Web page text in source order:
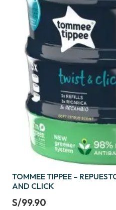
TOMMEE TIPPEE –
AND CLICK
S/99.90